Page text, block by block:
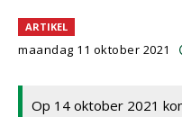
ARTIKEL
maandag 11 oktober 2021
Op 14 oktober 2021